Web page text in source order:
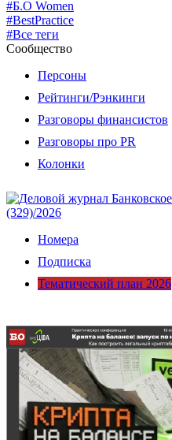
#Б.О Women
#BestPractice
#Все теги
Сообщество
Персоны
Рейтинги/Рэнкинги
Разговоры финансистов
Разговоры про PR
Колонки
Номера
Подписка
Тематический план 2026